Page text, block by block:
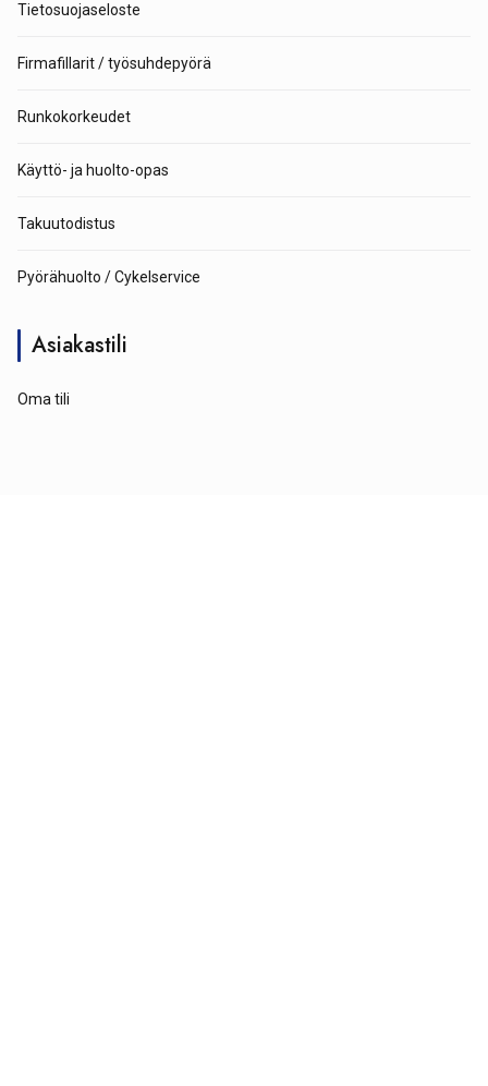
Tietosuojaseloste
Firmafillarit / työsuhdepyörä
Runkokorkeudet
Käyttö- ja huolto-opas
Takuutodistus
Pyörähuolto / Cykelservice
Asiakastili
Oma tili